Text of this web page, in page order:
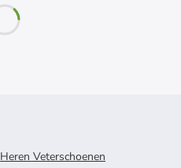
Heren Veterschoenen